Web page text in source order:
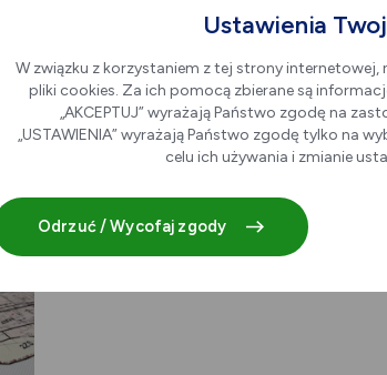
mogą zapoznać się z niezbędną
Górniczej – Wydział Urbanistyki, Referat
Górnicza).
Ustawienia
W związku z korzystaniem z tej strony
pliki cookies. Za ich pomocą zbierane są
„AKCEPTUJ” wyrażają Państwo zgodę na
„USTAWIENIA” wyrażają Państwo zgodę tylko na
celu ich używania i zmianie
Odrzuć / Wycofaj zgody